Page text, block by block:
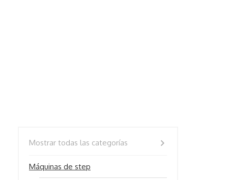
Mostrar todas las categorías
Máquinas de step